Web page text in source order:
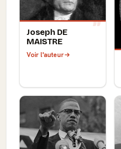
Joseph DE
MAISTRE
Voir l'auteur